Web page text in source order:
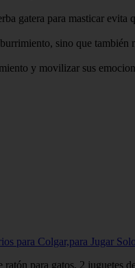
gatera para masticar evita
sino que también
y movilizar sus
para Colgar,para Jugar
para gatos, 2 juguetes